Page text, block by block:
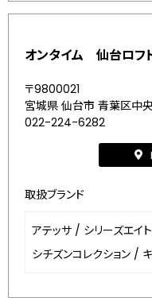
オンタイム 仙台ロフ
〒9800021
宮城県 仙台市 青葉区中
022-224-6282
取扱ブランド
アテッサ / シリーズエイト
シチズンコレクション /